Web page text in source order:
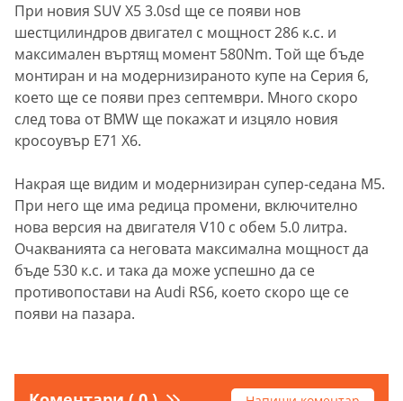
При новия SUV Х5 3.0sd ще се появи нов
шестцилиндров двигател с мощност 286 к.с. и
максимален въртящ момент 580Nm. Той ще бъде
монтиран и на модернизираното купе на Серия 6,
което ще се появи през септември. Много скоро
след това от BMW ще покажат и изцяло новия
кросоувър E71 X6.
Накрая ще видим и модернизиран супер-седана M5.
При него ще има редица промени, включително
нова версия на двигателя V10 с обем 5.0 литра.
Очакванията са неговата максимална мощност да
бъде 530 к.с. и така да може успешно да се
противопостави на Audi RS6, което скоро ще се
появи на пазара.